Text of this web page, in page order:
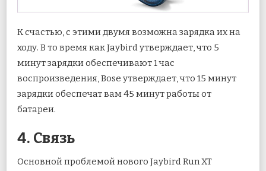
К счастью, с этими двумя возможна зарядка их на
ходу. В то время как Jaybird утверждает, что 5
минут зарядки обеспечивают 1 час
воспроизведения, Bose утверждает, что 15 минут
зарядки обеспечат вам 45 минут работы от
батареи.
4. Связь
Основной проблемой нового Jaybird Run XT